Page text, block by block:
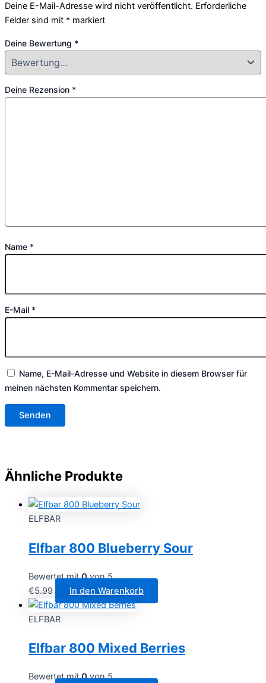
Deine E-Mail-Adresse wird nicht veröffentlicht. Erforderliche
Felder sind mit * markiert
Deine Bewertung *
Deine Rezension *
Name *
E-Mail *
Name, E-Mail-Adresse und Website in diesem Browser für
meinen nächsten Kommentar speichern.
Ähnliche Produkte
ELFBAR
Elfbar 800 Blueberry Sour
Bewertet mit0von 5
€5.99 In den Warenkorb
ELFBAR
Elfbar 800 Mixed Berries
Bewertet mit0von 5